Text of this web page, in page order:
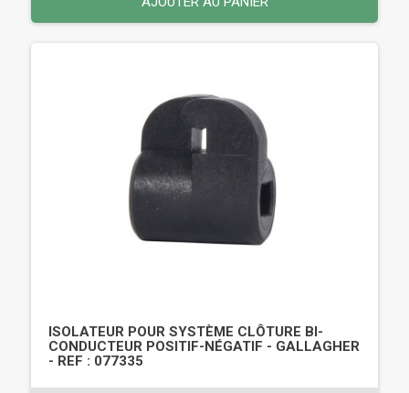
ISOLATEUR POUR SYSTÈME CLÔTURE BI-
CONDUCTEUR POSITIF-NÉGATIF - GALLAGHER
- REF : 077335